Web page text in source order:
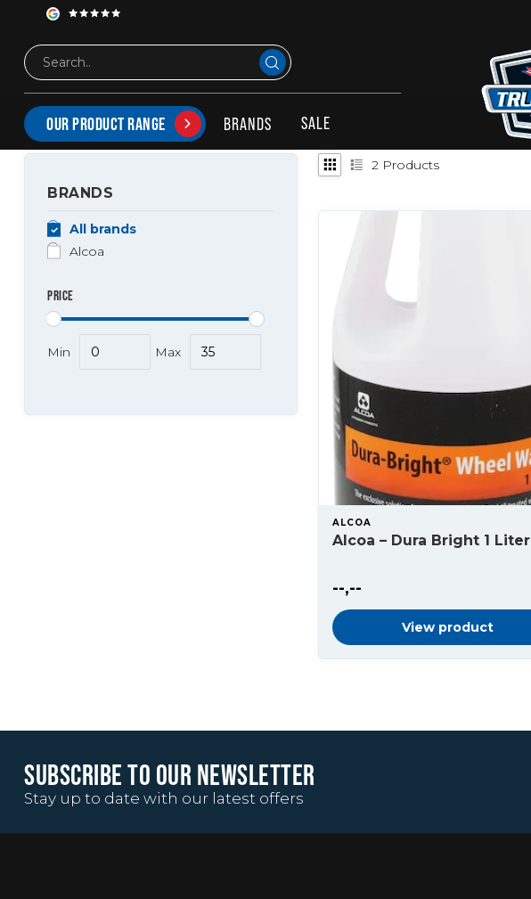
OUR PRODUCT RANGE BRANDS SALE
PRODUCTS TAGGED WITH ALCOA WHEELCLEANER
BRANDS
All brands
Alcoa
PRICE
Min Max
2 Products
ALCOA
Alcoa – Dura Bright 1 Liter
--,--
View product
SUBSCRIBE TO OUR NEWSLETTER
Stay up to date with our latest offers